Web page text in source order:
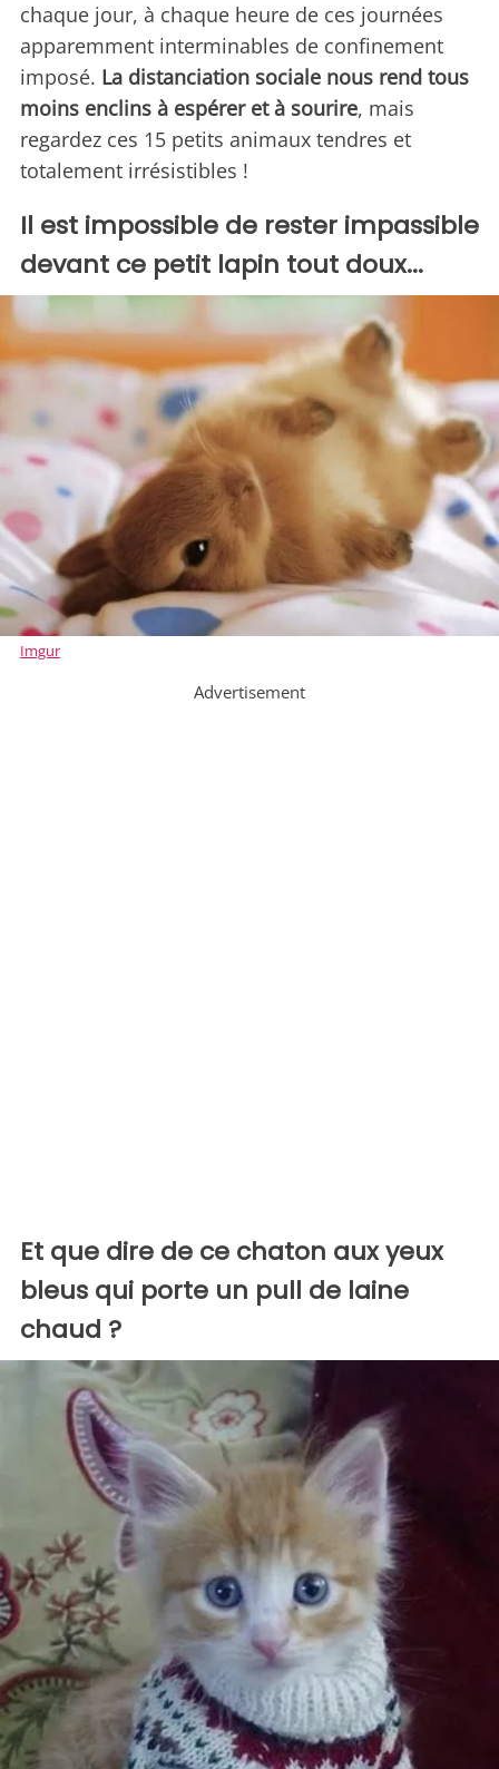
chaque jour, à chaque heure de ces journées
apparemment interminables de confinement
imposé. La distanciation sociale nous rend tous
moins enclins à espérer et à sourire, mais
regardez ces 15 petits animaux tendres et
totalement irrésistibles !
Il est impossible de rester impassible
devant ce petit lapin tout doux...
Imgur
Advertisement
Et que dire de ce chaton aux yeux
bleus qui porte un pull de laine
chaud ?